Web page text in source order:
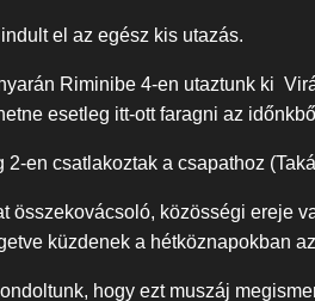
indult el az egész kis utazás.
Riminibe 4-en utaztunk ki
esetleg itt-ott faragni az
2-en csatlakoztak a csapathoz
összekovácsoló, közösségi ereje
küzdenek a hétköznapokban
hogy ezt muszáj